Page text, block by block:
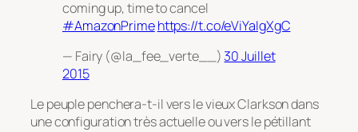
coming up, time to cancel
#AmazonPrimehttps://t.co/eViYaIgXgC
— Fairy (@la_fee_verte__) 30 Juillet
2015
Le peuple penchera-t-il vers le vieux Clarkson dans
une configuration très actuelle ou vers le pétillant